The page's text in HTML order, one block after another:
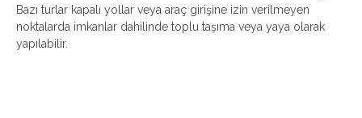
Bazı turlar kapalı yollar veya araç girişine izin verilmeyen
noktalarda imkanlar dahilinde toplu taşıma veya yaya olarak
yapılabilir.